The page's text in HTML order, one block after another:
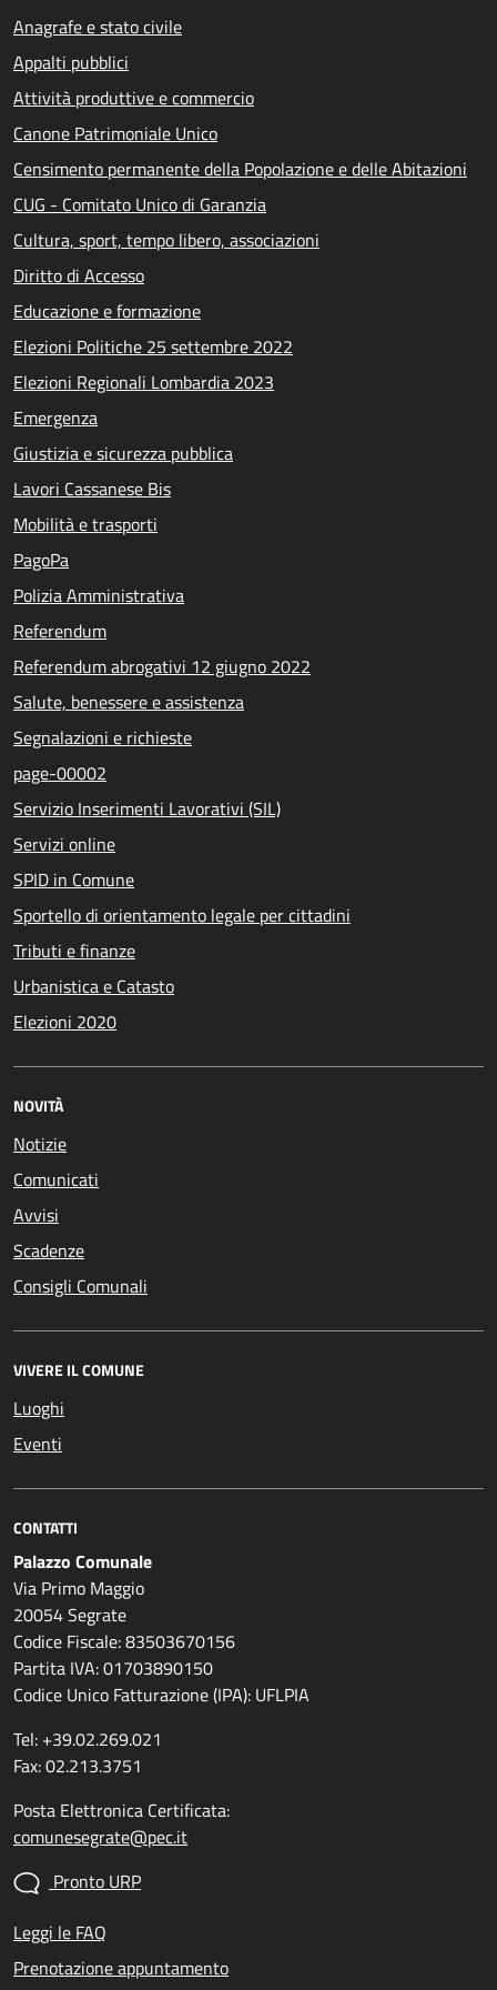
Anagrafe e stato civile
Appalti pubblici
Attività produttive e commercio
Canone Patrimoniale Unico
Censimento permanente della Popolazione e delle Abitazioni
CUG - Comitato Unico di Garanzia
Cultura, sport, tempo libero, associazioni
Diritto di Accesso
Educazione e formazione
Elezioni Politiche 25 settembre 2022
Elezioni Regionali Lombardia 2023
Emergenza
Giustizia e sicurezza pubblica
Lavori Cassanese Bis
Mobilità e trasporti
PagoPa
Polizia Amministrativa
Referendum
Referendum abrogativi 12 giugno 2022
Salute, benessere e assistenza
Segnalazioni e richieste
page-00002
Servizio Inserimenti Lavorativi (SIL)
Servizi online
SPID in Comune
Sportello di orientamento legale per cittadini
Tributi e finanze
Urbanistica e Catasto
Elezioni 2020
NOVITÀ
Notizie
Comunicati
Avvisi
Scadenze
Consigli Comunali
VIVERE IL COMUNE
Luoghi
Eventi
CONTATTI
Palazzo Comunale
Via Primo Maggio
20054 Segrate
Codice Fiscale: 83503670156
Partita IVA: 01703890150
Codice Unico Fatturazione (IPA): UFLPIA
Tel: +39.02.269.021
Fax: 02.213.3751
Posta Elettronica Certificata:
comunesegrate@pec.it
Pronto URP
Leggi le FAQ
Prenotazione appuntamento